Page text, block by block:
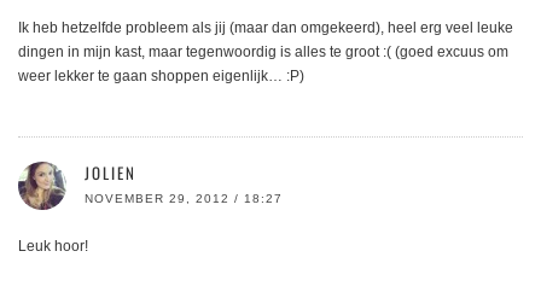
Ik heb hetzelfde probleem als jij (maar dan omgekeerd), heel erg veel leuke
dingen in mijn kast, maar tegenwoordig is alles te groot :( (goed excuus om
weer lekker te gaan shoppen eigenlijk… :P)
JOLIEN
NOVEMBER 29, 2012 / 18:27
Leuk hoor!